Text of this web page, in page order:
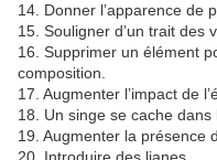
14. Donner l’apparence de
15. Souligner d’un trait des
16. Supprimer un élément
composition.
17. Augmenter l’impact de
18. Un singe se cache dans
19. Augmenter la présence